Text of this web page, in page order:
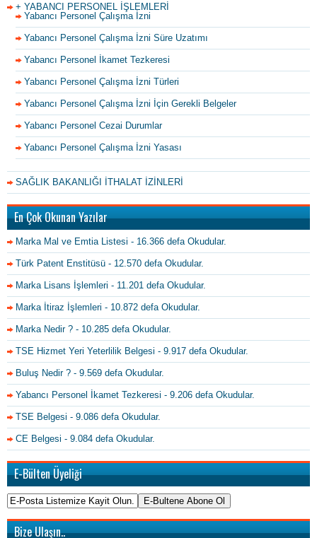
+ YABANCI PERSONEL İŞLEMLERİ
Yabancı Personel Çalışma İzni
Yabancı Personel Çalışma İzni Süre Uzatımı
Yabancı Personel İkamet Tezkeresi
Yabancı Personel Çalışma İzni Türleri
Yabancı Personel Çalışma İzni İçin Gerekli Belgeler
Yabancı Personel Cezai Durumlar
Yabancı Personel Çalışma İzni Yasası
SAĞLIK BAKANLIĞI İTHALAT İZİNLERİ
En Çok Okunan Yazılar
Marka Mal ve Emtia Listesi - 16.366 defa Okudular.
Türk Patent Enstitüsü - 12.570 defa Okudular.
Marka Lisans İşlemleri - 11.201 defa Okudular.
Marka İtiraz İşlemleri - 10.872 defa Okudular.
Marka Nedir ? - 10.285 defa Okudular.
TSE Hizmet Yeri Yeterlilik Belgesi - 9.917 defa Okudular.
Buluş Nedir ? - 9.569 defa Okudular.
Yabancı Personel İkamet Tezkeresi - 9.206 defa Okudular.
TSE Belgesi - 9.086 defa Okudular.
CE Belgesi - 9.084 defa Okudular.
E-Bülten Üyeliği
Bize Ulaşın..